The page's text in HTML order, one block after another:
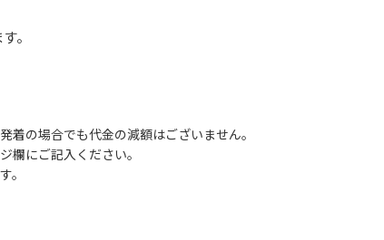
。
の場合でも代金の減額はございません。
欄にご記入ください。
。